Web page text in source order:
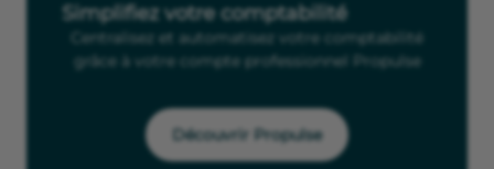
Simplifiez votre comptabilité
Centralisez et automatisez votre comptabilité
grâce à votre compte professionnel Propulse
Découvrir Propulse